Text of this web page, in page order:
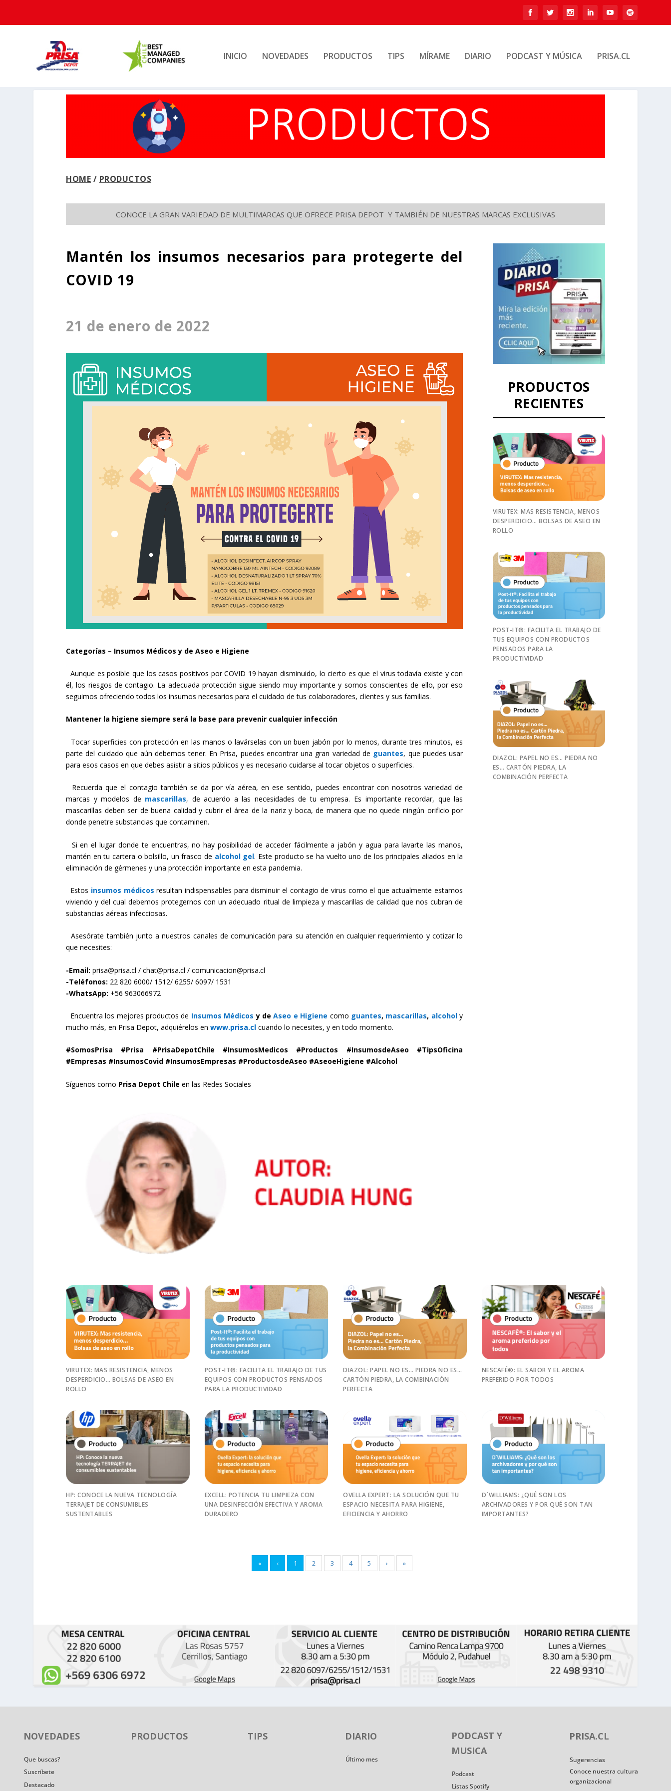
INICIO NOVEDADES PRODUCTOS TIPS MÍRAME DIARIO PODCAST Y MÚSICA PRISA.CL
HOME / PRODUCTOS
CONOCE LA GRAN VARIEDAD DE MULTIMARCAS QUE OFRECE PRISA DEPOT Y TAMBIÉN DE NUESTRAS MARCAS EXCLUSIVAS
Mantén los insumos necesarios para protegerte del
COVID 19
21 de enero de 2022
Categorías – Insumos Médicos y de Aseo e Higiene
Aunque es posible que los casos positivos por COVID 19 hayan disminuido, lo cierto es que el virus todavía existe y con
él, los riesgos de contagio. La adecuada protección sigue siendo muy importante y somos conscientes de ello, por eso
seguimos ofreciendo todos los insumos necesarios para el cuidado de tus colaboradores, clientes y sus familias.
Mantener la higiene siempre será la base para prevenir cualquier infección
Tocar superficies con protección en las manos o lavárselas con un buen jabón por lo menos, durante tres minutos, es
parte del cuidado que aún debemos tener. En Prisa, puedes encontrar una gran variedad de guantes, que puedes usar
para esos casos en que debes asistir a sitios públicos y es necesario cuidarse al tocar objetos o superficies.
Recuerda que el contagio también se da por vía aérea, en ese sentido, puedes encontrar con nosotros variedad de
marcas y modelos de mascarillas, de acuerdo a las necesidades de tu empresa. Es importante recordar, que las
mascarillas deben ser de buena calidad y cubrir el área de la nariz y boca, de manera que no quede ningún orificio por
donde penetre substancias que contaminen.
Si en el lugar donde te encuentras, no hay posibilidad de acceder fácilmente a jabón y agua para lavarte las manos,
mantén en tu cartera o bolsillo, un frasco de alcohol gel. Este producto se ha vuelto uno de los principales aliados en la
eliminación de gérmenes y una protección importante en esta pandemia.
Estos insumos médicos resultan indispensables para disminuir el contagio de virus como el que actualmente estamos
viviendo y del cual debemos protegernos con un adecuado ritual de limpieza y mascarillas de calidad que nos cubran de
substancias aéreas infecciosas.
Asesórate también junto a nuestros canales de comunicación para su atención en cualquier requerimiento y cotizar lo
que necesites:
-Email: prisa@prisa.cl / chat@prisa.cl / comunicacion@prisa.cl
-Teléfonos: 22 820 6000/ 1512/ 6255/ 6097/ 1531
-WhatsApp: +56 963066972
Encuentra los mejores productos de Insumos Médicos y deAseo e Higiene como guantes, mascarillas, alcoholy
mucho más, en Prisa Depot, adquiérelos en www.prisa.cl cuando lo necesites, y en todo momento.
#SomosPrisa #Prisa #PrisaDepotChile #InsumosMedicos #Productos #InsumosdeAseo #TipsOficina
#Empresas #InsumosCovid #InsumosEmpresas #ProductosdeAseo #AseoeHigiene #Alcohol
Síguenos como Prisa Depot Chile en las Redes Sociales
PRODUCTOS
RECIENTES
VIRUTEX: MAS RESISTENCIA, MENOS
DESPERDICIO… BOLSAS DE ASEO EN
ROLLO
POST-IT®: FACILITA EL TRABAJO DE
TUS EQUIPOS CON PRODUCTOS
PENSADOS PARA LA
PRODUCTIVIDAD
DIAZOL: PAPEL NO ES… PIEDRA NO
ES… CARTÓN PIEDRA, LA
COMBINACIÓN PERFECTA
VIRUTEX: MAS RESISTENCIA, MENOS
DESPERDICIO… BOLSAS DE ASEO EN
ROLLO
POST-IT®: FACILITA EL TRABAJO DE TUS
EQUIPOS CON PRODUCTOS PENSADOS
PARA LA PRODUCTIVIDAD
DIAZOL: PAPEL NO ES… PIEDRA NO ES…
CARTÓN PIEDRA, LA COMBINACIÓN
PERFECTA
NESCAFÉ®: EL SABOR Y EL AROMA
PREFERIDO POR TODOS
HP: CONOCE LA NUEVA TECNOLOGÍA
TERRAJET DE CONSUMIBLES
SUSTENTABLES
EXCELL: POTENCIA TU LIMPIEZA CON
UNA DESINFECCIÓN EFECTIVA Y AROMA
DURADERO
OVELLA EXPERT: LA SOLUCIÓN QUE TU
ESPACIO NECESITA PARA HIGIENE,
EFICIENCIA Y AHORRO
D´WILLIAMS: ¿QUÉ SON LOS
ARCHIVADORES Y POR QUÉ SON TAN
IMPORTANTES?
« ‹ 1 2 3 4 5 › »
NOVEDADES
Que buscas?
Suscríbete
Destacado
PRODUCTOS TIPS DIARIO
Último mes
PODCAST Y
MUSICA
Podcast
Listas Spotify
PRISA.CL
Sugerencias
Conoce nuestra cultura
organizacional